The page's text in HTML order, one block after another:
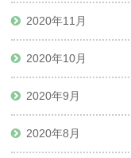
2020年11月
2020年10月
2020年9月
2020年8月